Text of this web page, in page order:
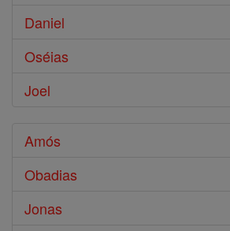
Daniel
Oséias
Joel
Amós
Obadias
Jonas